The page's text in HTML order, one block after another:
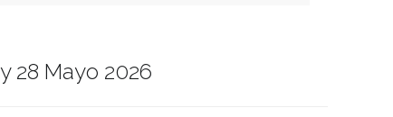
28 Mayo 2026